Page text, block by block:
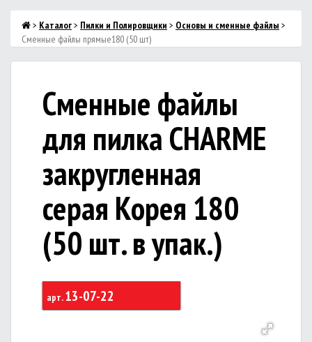
> Каталог> Пилки и Полировщики > Основы и сменные файлы >
Сменные файлы прямые180 (50 шт)
Сменные файлы
для пилка CHARME
закругленная
серая Корея 180
(50 шт. в упак.)
арт.13-07-22